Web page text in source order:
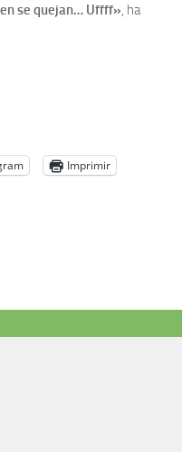
se quejan… Uffff», ha
Imprimir